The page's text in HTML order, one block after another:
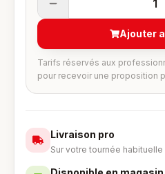
1
Ajouter
Tarifs réservés aux
pour recevoir une proposition
Livraison pro
Sur votre tournée